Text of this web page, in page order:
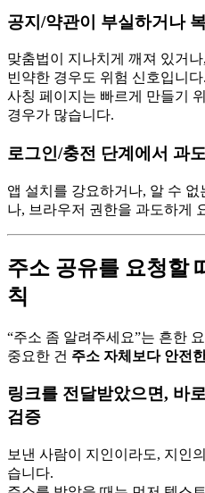
공지/약관이 부실하거나
맞춤법이 지나치게 깨져 있거
빈약한 경우도 위험 신호입니다.
사칭 페이지는 빠르게 만들기
경우가 많습니다.
로그인/충전 단계에서 과
앱 설치를 강요하거나, 알 수
나, 브라우저 권한을 과도하게
주소 공유를 요청할
칙
“주소 좀 알려주세요”는 흔한
중요한 건 주소 자체보다 안전
링크를 전달받았으면, 바
검증
보낸 사람이 지인이라도, 지인
습니다.